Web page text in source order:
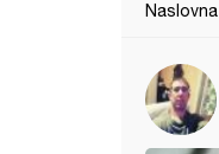
Naslovna